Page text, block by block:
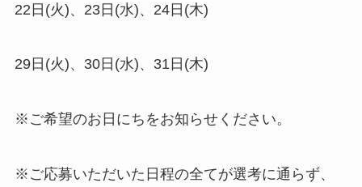
22日(火)、23日(水)、24日(木)
29日(火)、30日(水)、31日(木)
※ご希望のお日にちをお知らせください。
※ご応募いただいた日程の全てが選考に通らず、